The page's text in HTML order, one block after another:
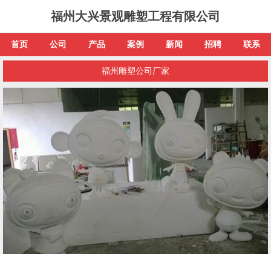
福州大兴景观雕塑工程有限公司
首页 公司 产品 案例 新闻 招聘 联系
福州雕塑公司厂家